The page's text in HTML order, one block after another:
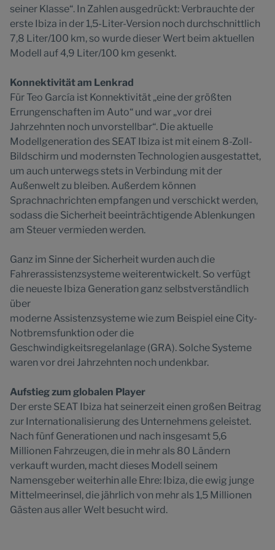
seiner Klasse“. In Zahlen ausgedrückt: Verbrauchte der
erste Ibiza in der 1,5-Liter-Version noch durchschnittlich
7,8 Liter/100 km, so wurde dieser Wert beim aktuellen
Modell auf 4,9 Liter/100 km gesenkt.
Konnektivität am Lenkrad
Für Teo García ist Konnektivität „eine der größten
Errungenschaften im Auto“ und war „vor drei
Jahrzehnten noch unvorstellbar“. Die aktuelle
Modellgeneration des SEAT Ibiza ist mit einem 8-Zoll-
Bildschirm und modernsten Technologien ausgestattet,
um auch unterwegs stets in Verbindung mit der
Außenwelt zu bleiben. Außerdem können
Sprachnachrichten empfangen und verschickt werden,
sodass die Sicherheit beeinträchtigende Ablenkungen
am Steuer vermieden werden.
Ganz im Sinne der Sicherheit wurden auch die
Fahrerassistenzsysteme weiterentwickelt. So verfügt
die neueste Ibiza Generation ganz selbstverständlich
über
moderne Assistenzsysteme wie zum Beispiel eine City-
Notbremsfunktion oder die
Geschwindigkeitsregelanlage (GRA). Solche Systeme
waren vor drei Jahrzehnten noch undenkbar.
Aufstieg zum globalen Player
Der erste SEAT Ibiza hat seinerzeit einen großen Beitrag
zur Internationalisierung des Unternehmens geleistet.
Nach fünf Generationen und nach insgesamt 5,6
Millionen Fahrzeugen, die in mehr als 80 Ländern
verkauft wurden, macht dieses Modell seinem
Namensgeber weiterhin alle Ehre: Ibiza, die ewig junge
Mittelmeerinsel, die jährlich von mehr als 1,5 Millionen
Gästen aus aller Welt besucht wird.